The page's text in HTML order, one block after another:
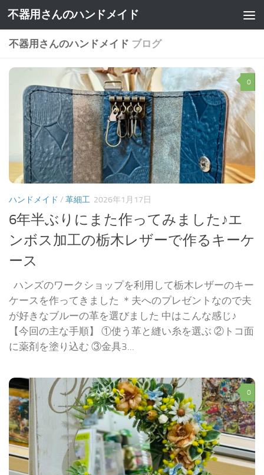
不器用さんのハンドメイド
不器用さんのハンドメイド ブログ
0
ハンドメイド / 革細工 2026年1月17日
6年半ぶりにまた作ってみました♪エ
ンボス加工の栃木レザーで作るキーケ
ース
ハンズのワークショップを利用して栃木レザーのキー
ケースを作ってきました ＊夫へのプレゼントなので夫
が好きなブルーの革を選びました 中はこんな感じ♪
【今回の主な手順】 ①使う革と縫い糸を選ぶ ②トコ面
に薬剤を塗り込む ③金具3...
0